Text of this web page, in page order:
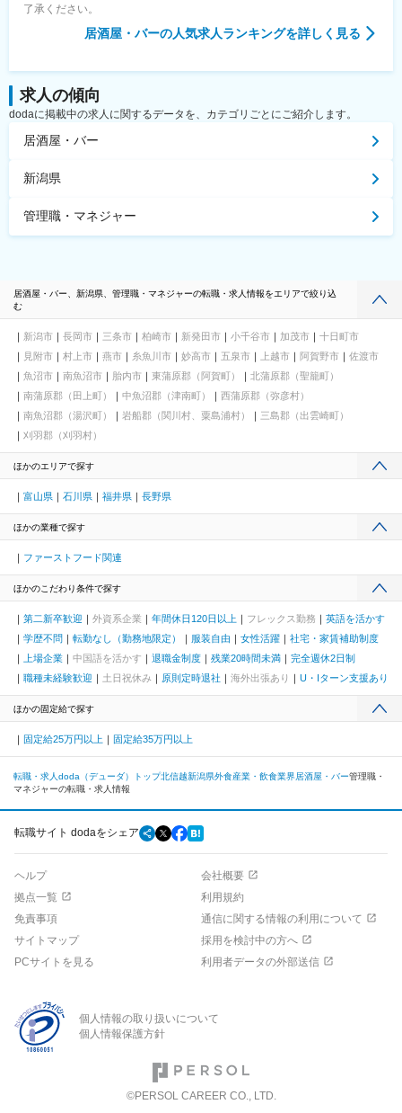
了承ください。
居酒屋・バーの人気求人ランキングを詳しく見る
求人の傾向
dodaに掲載中の求人に関するデータを、カテゴリごとにご紹介します。
居酒屋・バー
新潟県
管理職・マネジャー
居酒屋・バー、新潟県、管理職・マネジャーの転職・求人情報をエリアで絞り込
む
新潟市 長岡市 三条市 柏崎市 新発田市 小千谷市 加茂市
十日町市
見附市
村上市 燕市 糸魚川市 妙高市 五泉市 上越市 阿賀野市
佐渡市
魚沼市
南魚沼市 胎内市 東蒲原郡（阿賀町）
北蒲原郡（聖籠町）
南蒲原郡（田上町）
中魚沼郡（津南町）
西蒲原郡（弥彦村）
南魚沼郡（湯沢町）
岩船郡（関川村、粟島浦村）
三島郡（出雲崎町）
刈羽郡（刈羽村）
ほかのエリアで探す
富山県 石川県 福井県 長野県
ほかの業種で探す
ファーストフード関連
ほかのこだわり条件で探す
第二新卒歓迎 外資系企業 年間休日120日以上 フレックス勤務
英語を活かす
学歴不問
転勤なし（勤務地限定） 服装自由 女性活躍
社宅・家賃補助制度
上場企業
中国語を活かす 退職金制度 残業20時間未満
完全週休2日制
職種未経験歓迎
土日祝休み 原則定時退社 海外出張あり U・Iターン支援あり
ほかの固定給で探す
固定給25万円以上 固定給35万円以上
転職・求人doda（デューダ）トップ北信越新潟県外食産業・飲食業界居酒屋・バー管理職・
マネジャーの転職・求人情報
転職サイト dodaをシェア
ヘルプ
会社概要
拠点一覧
利用規約
免責事項
通信に関する情報の利用について
サイトマップ
採用を検討中の方へ
PCサイトを見る
利用者データの外部送信
個人情報の取り扱いについて
個人情報保護方針
©PERSOL CAREER CO., LTD.